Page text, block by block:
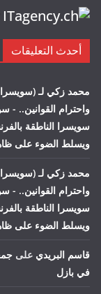
أحدث التعليقات
محمد زكي لـ (سويسرا
واحترام القوانين.. -
سويسرا الناطقة
ويسلط الضوء على
محمد زكي لـ (سويسرا
واحترام القوانين.. -
سويسرا الناطقة
ويسلط الضوء على
قاسم البريدي على
في بازل